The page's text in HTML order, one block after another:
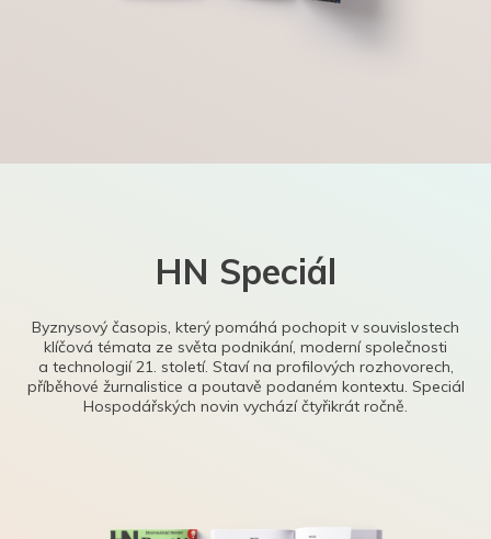
HN Speciál
Byznysový časopis, který pomáhá pochopit v souvislostech
klíčová témata ze světa podnikání, moderní společnosti
a technologií 21. století. Staví na profilových rozhovorech,
příběhové žurnalistice a poutavě podaném kontextu. Speciál
Hospodářských novin vychází čtyřikrát ročně.